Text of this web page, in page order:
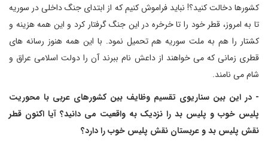
کشورها دخالت کنید؟! نباید فراموش کنیم که از ابتدای جنگ داخلی در سوریه
تا به امروز، قطر خود را تا خرخره در این جنگ گرفتار کرد و این همه هزینه و
کشتار را هم به ملت سوریه هم تحمیل نمود. با این همه هنوز رسانه های
قطری زمانی که می خواهند از داعش نام ببرند آن را دولت اسلامی عراق و
شام می نامند.
- در این بین سناریوی تقسیم وظایف بین کشورهای عربی با محوریت
پلیس خوب و پلیس بد را نزدیک به واقعیت می دانید؟ آیا اکنون قطر
نقش پلیس بد و عربستان نقش پلیس خوب را دارد؟